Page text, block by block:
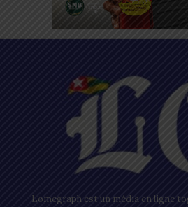
Lomegraph est un média en ligne